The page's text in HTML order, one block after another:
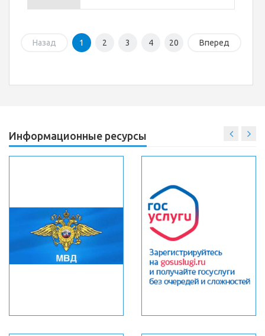
Назад 1 2 3 4 20 Вперед
Информационные ресурсы